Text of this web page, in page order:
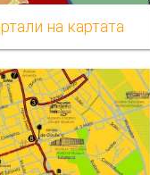
на картата